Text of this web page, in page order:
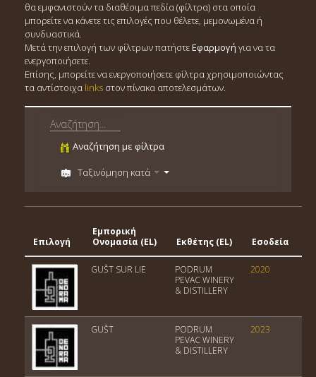
θα εμφανιστούν τα διαθέσιμα πεδία (φίλτρα) στα οποία
μπορείτε να κάνετε τις επιλογές που θέλετε, μεμονωμένα ή
συνδυαστικά.
Μετά την επιλογή των φίλτρων πατήστεΕφαρμογή για να τα
ενεργοποιήσετε.
Επίσης, μπορείτε να ενεργοποιήσετε φίλτρα χρησιμοποιώντας
τα αντίστοιχα links στον πίνακα αποτελεσμάτων.
Αναζήτηση με φίλτρα
Ταξινόμηση κατά
Επιλογή
Εμπορική
Ονομασία (EL)
Εκθέτης (EL) Εσοδεία
GUŠT SUR LIE
PODRUM
PEVAC WINERY
& DISTILLERY
2020
GUŠT
PODRUM
PEVAC WINERY
& DISTILLERY
2023